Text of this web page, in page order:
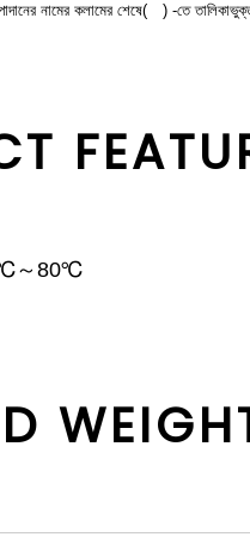
নামের কলামের শেষে( ) -তে
～80℃